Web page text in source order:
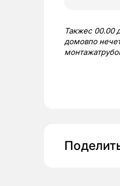
Такжес 00.00
домовпо